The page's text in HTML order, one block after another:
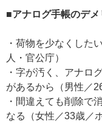
■アナログ手帳のデ
・荷物を少なくした
人・官公庁）
・字が汚く、アナロ
があるから（男性／
・間違えても削除で
なる（女性／33歳／